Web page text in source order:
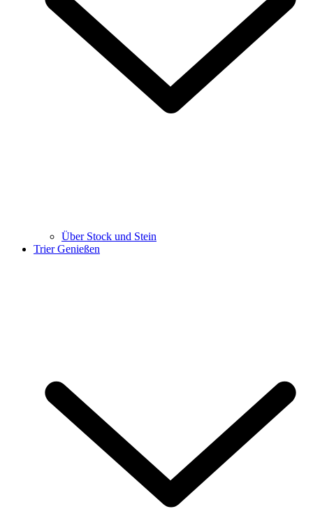
Über Stock und Stein
Trier Genießen